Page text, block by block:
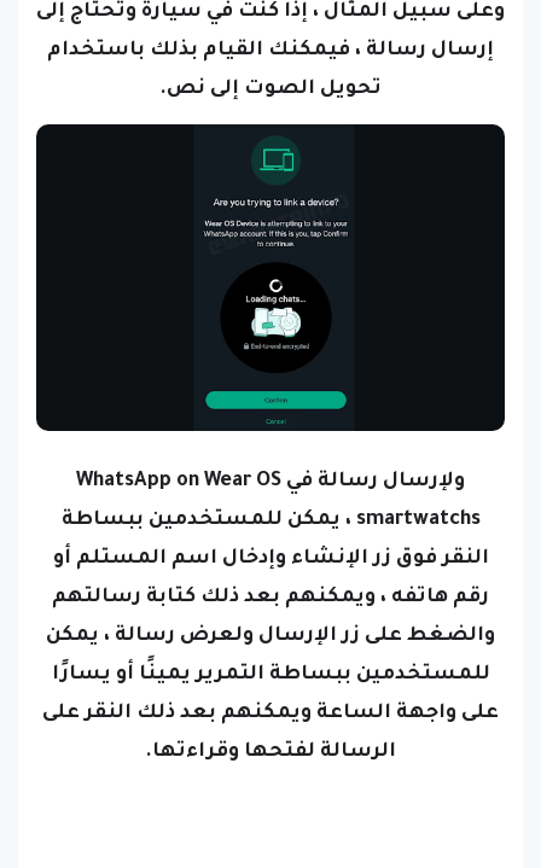
وعلى سبيل المثال ، إذا كنت في سيارة وتحتاج إلى
إرسال رسالة ، فيمكنك القيام بذلك باستخدام
تحويل الصوت إلى نص.
ولإرسال رسالة في WhatsApp on Wear OS
smartwatchs ، يمكن للمستخدمين ببساطة
النقر فوق زر الإنشاء وإدخال اسم المستلم أو
رقم هاتفه ، ويمكنهم بعد ذلك كتابة رسالتهم
والضغط على زر الإرسال ولعرض رسالة ، يمكن
للمستخدمين ببساطة التمرير يمينًا أو يسارًا
على واجهة الساعة ويمكنهم بعد ذلك النقر على
الرسالة لفتحها وقراءتها.